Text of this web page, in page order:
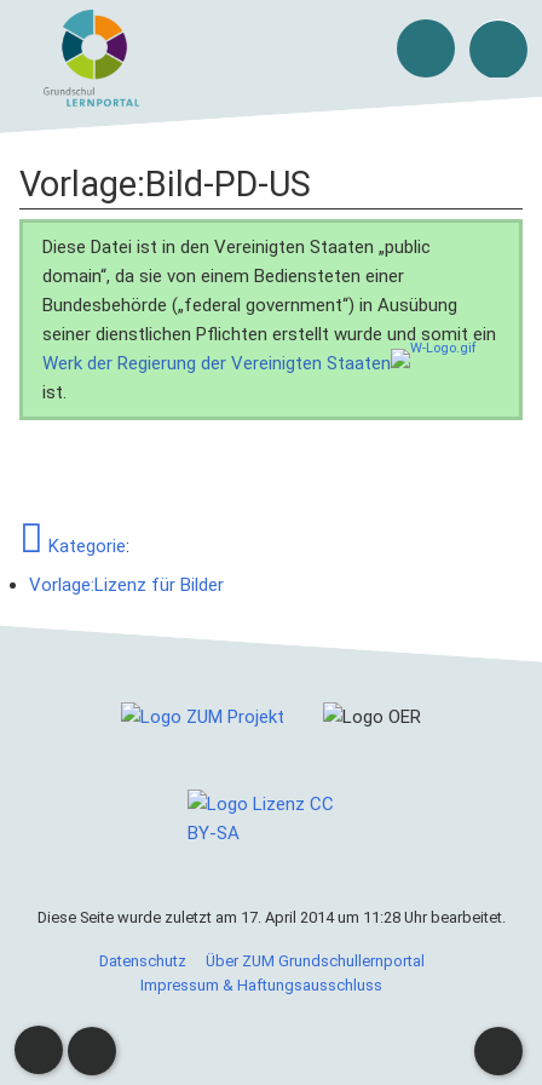
Vorlage:Bild-PD-US
Diese Datei ist in den Vereinigten Staaten „public
domain“, da sie von einem Bediensteten einer
Bundesbehörde („federal government“) in Ausübung
seiner dienstlichen Pflichten erstellt wurde und somit ein
Werk der Regierung der Vereinigten Staaten
ist.
Kategorie:
Vorlage:Lizenz für Bilder
Cookies helfen uns bei der Bereitstellung von ZUM
Grundschullernportal. Durch die Nutzung von ZUM
Grundschullernportal erklärst du dich damit einverstanden,
Diese Seite wurde zuletzt am 17. April 2014 um 11:28 Uhr bearbeitet.
Datenschutz
Über ZUM Grundschullernportal
Impressum & Haftungsausschluss